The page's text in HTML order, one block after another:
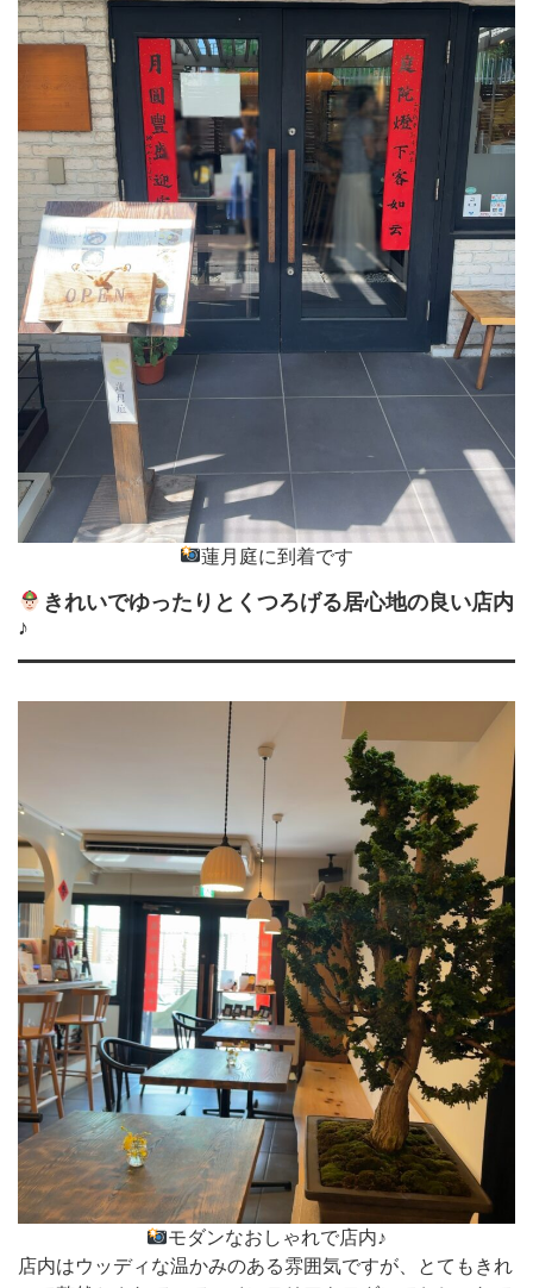
蓮月庭に到着です
きれいでゆったりとくつろげる居心地の良い店内
♪
モダンなおしゃれで店内♪
店内はウッディな温かみのある雰囲気ですが、とてもきれ